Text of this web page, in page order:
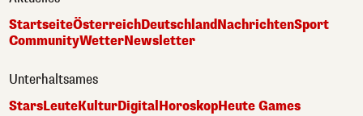
StartseiteÖsterreichDeutschlandNachrichtenSport
CommunityWetterNewsletter
Unterhaltsames
StarsLeuteKulturDigital HoroskopHeute Games